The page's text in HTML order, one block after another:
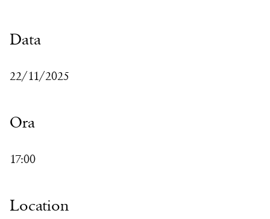
Data
22/11/2025
Ora
17:00
Location